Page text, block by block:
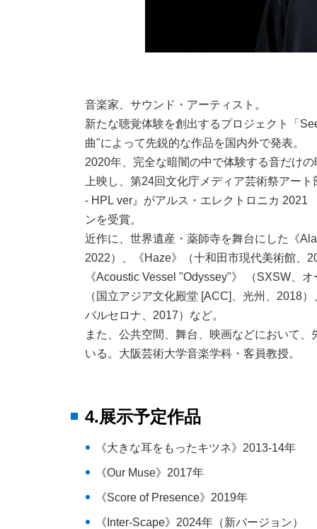
音楽家、サウンド・アーティスト。
新たな聴覚体験を創出するプロジェクト「
曲"によって先鋭的な作品を国内外で発表。
2020年、完全な暗闇の中で体験する音だけ
上映し、第24回文化庁メディア芸術祭アー
- HPL ver』がアルス・エレクトロニカ
ンを受賞。
近作に、世界遺産・薬師寺を舞台にした《
2022）、《Haze》（十和田市現代美術館、
《Acoustic Vessel "Odyssey"》 （SXSW、
（国立アジア文化殿堂 [ACC]、光州、2018
バルセロナ、2017）など。
また、公共空間、舞台、映画などにおいて
いる。大阪芸術大学音楽学科・客員教授。
4.展示予定作品
《大きな耳をもったキツネ》2013-14年
《Our Muse》2017年
《Score of Presence》2019年
《Inter-Scape》2024年（新バージョン）